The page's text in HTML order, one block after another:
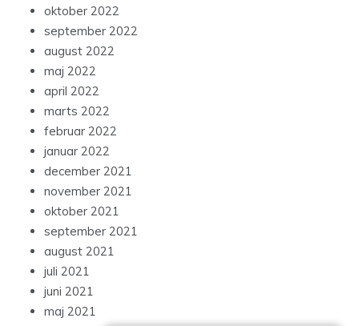
oktober 2022
september 2022
august 2022
maj 2022
april 2022
marts 2022
februar 2022
januar 2022
december 2021
november 2021
oktober 2021
september 2021
august 2021
juli 2021
juni 2021
maj 2021